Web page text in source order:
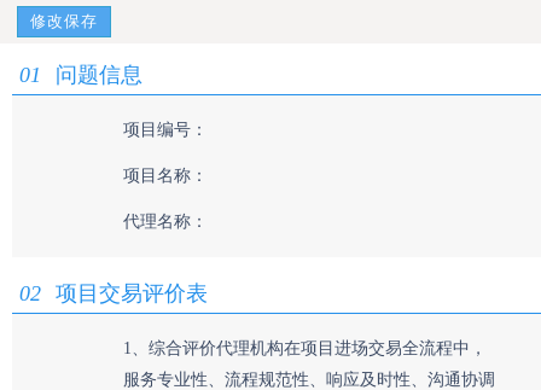
修改保存
01 问题信息
项目编号：
项目名称：
代理名称：
02 项目交易评价表
1、综合评价代理机构在项目进场交易全流程中，
服务专业性、流程规范性、响应及时性、沟通协调